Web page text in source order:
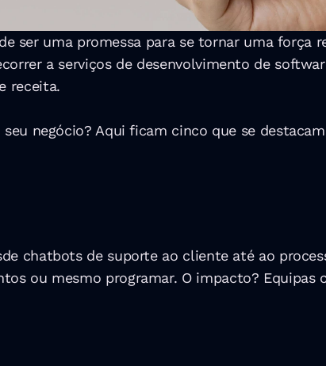
ser uma promessa para se tornar uma força
a serviços de desenvolvimento de
receita.
negócio? Aqui ficam cinco que se
chatbots de suporte ao cliente até ao
ou mesmo programar. O impacto? Equipas